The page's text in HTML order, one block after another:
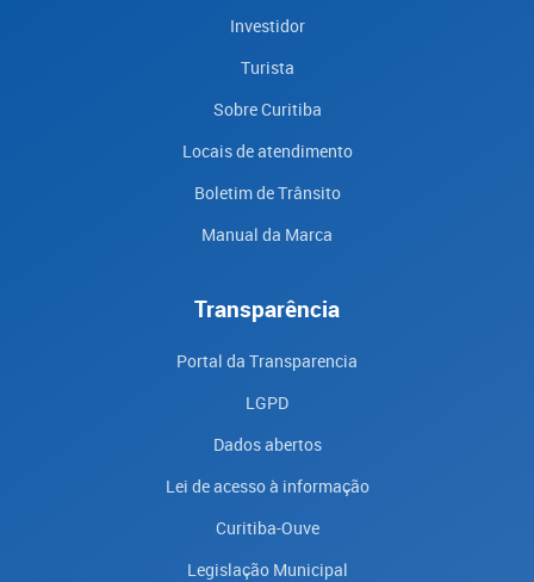
Investidor
Turista
Sobre Curitiba
Locais de atendimento
Boletim de Trânsito
Manual da Marca
Transparência
Portal da Transparencia
LGPD
Dados abertos
Lei de acesso à informação
Curitiba-Ouve
Legislação Municipal